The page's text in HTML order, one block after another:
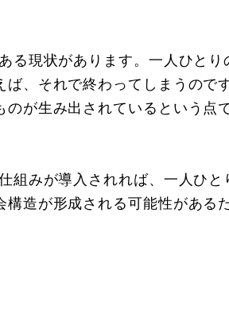
る現状があります。一人ひとり
、それで終わってしまうので
のが生み出されているという点
組みが導入されれば、一人ひと
造が形成される可能性がある